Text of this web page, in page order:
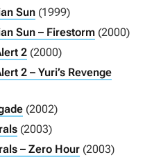
Sun (1999)
Sun – Firestorm (2000)
2 (2000)
2 – Yuri’s Revenge
(2002)
(2003)
– Zero Hour (2003)